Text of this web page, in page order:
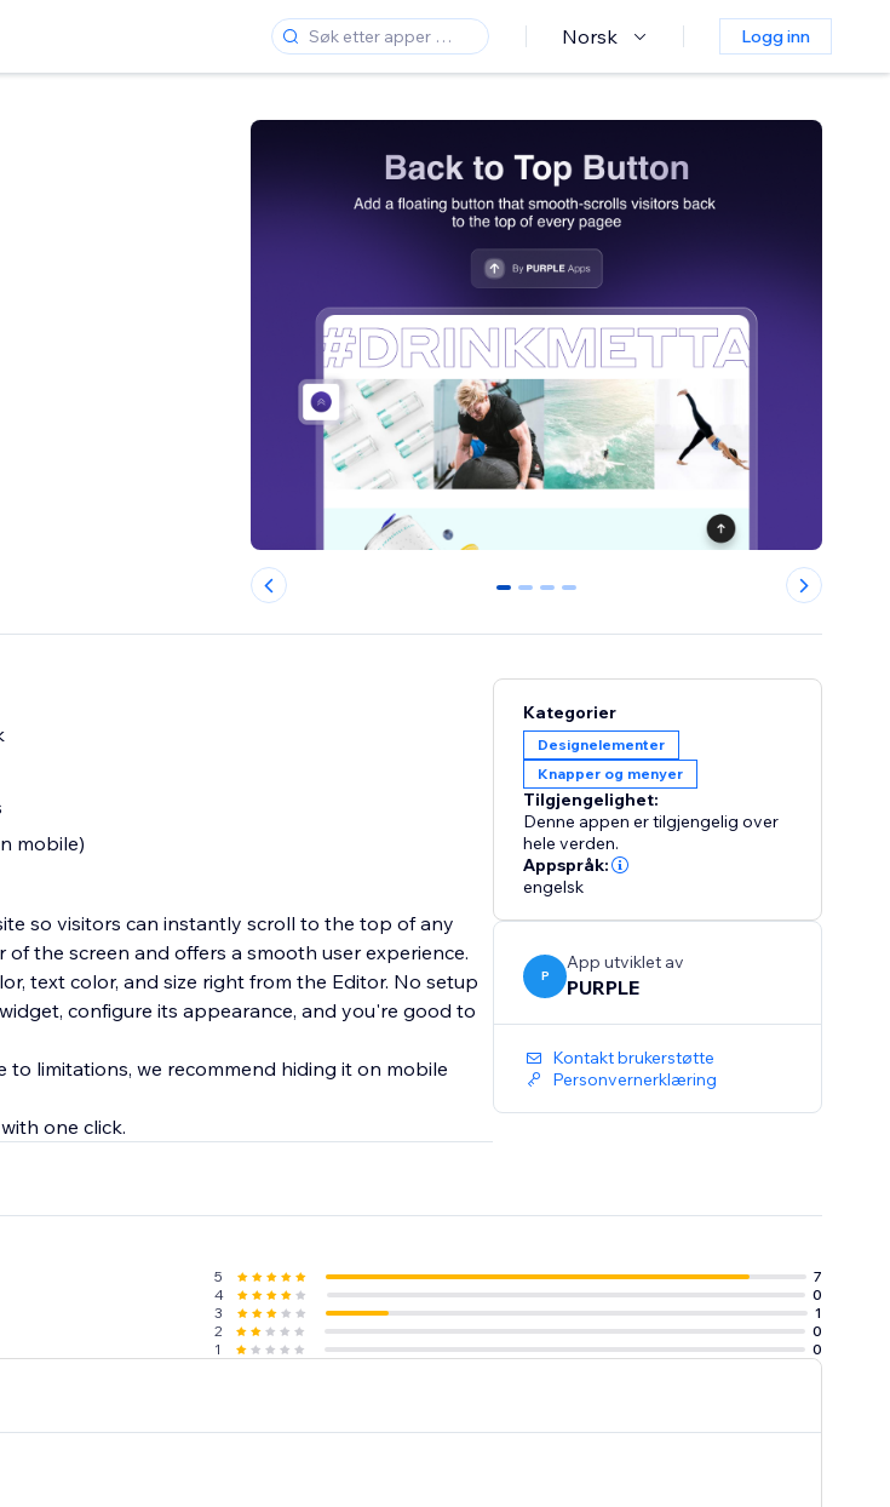
Norsk Logg inn
0 1 2 3
mobile)
so visitors can instantly scroll to the top of any
the screen and offers a smooth user experience.
text color, and size right from the Editor. No setup
configure its appearance, and you're good to
to limitations, we recommend hiding it on mobile
Kategorier
Designelementer
Knapper og menyer
Tilgjengelighet:
Denne appen er tilgjengelig over
hele verden.
Appspråk:
engelsk
P
App utviklet av
PURPLE
Kontakt brukerstøtte
Personvernerklæring
5
7
4
0
3
1
2
0
1
0